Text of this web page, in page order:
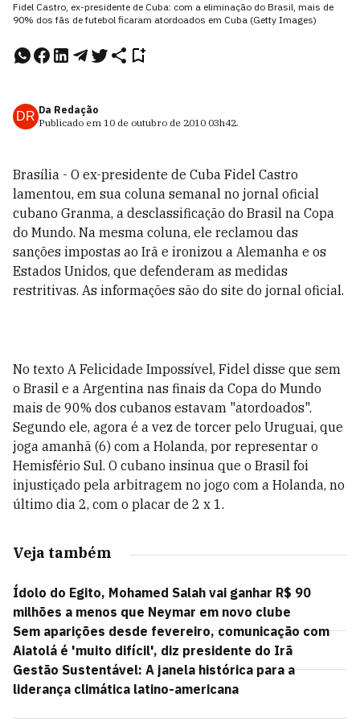
Fidel Castro, ex-presidente de Cuba: com a eliminação do Brasil, mais de
90% dos fãs de futebol ficaram atordoados em Cuba (Getty Images)
DR Da Redação
Publicado em 10 de outubro de 2010 03h42.
Brasília - O ex-presidente de Cuba Fidel Castro
lamentou, em sua coluna semanal no jornal oficial
cubano Granma, a desclassificação do Brasil na Copa
do Mundo. Na mesma coluna, ele reclamou das
sanções impostas ao Irã e ironizou a Alemanha e os
Estados Unidos, que defenderam as medidas
restritivas. As informações são do site do jornal oficial.
No texto A Felicidade Impossível, Fidel disse que sem
o Brasil e a Argentina nas finais da Copa do Mundo
mais de 90% dos cubanos estavam "atordoados".
Segundo ele, agora é a vez de torcer pelo Uruguai, que
joga amanhã (6) com a Holanda, por representar o
Hemisfério Sul. O cubano insinua que o Brasil foi
injustiçado pela arbitragem no jogo com a Holanda, no
último dia 2, com o placar de 2 x 1.
Veja também
Ídolo do Egito, Mohamed Salah vai ganhar R$ 90
milhões a menos que Neymar em novo clube
Sem aparições desde fevereiro, comunicação com
Aiatolá é 'muito difícil', diz presidente do Irã
Gestão Sustentável: A janela histórica para a
liderança climática latino-americana